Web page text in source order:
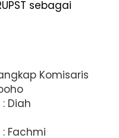
sebagai
Komisaris
Diah
Fachmi